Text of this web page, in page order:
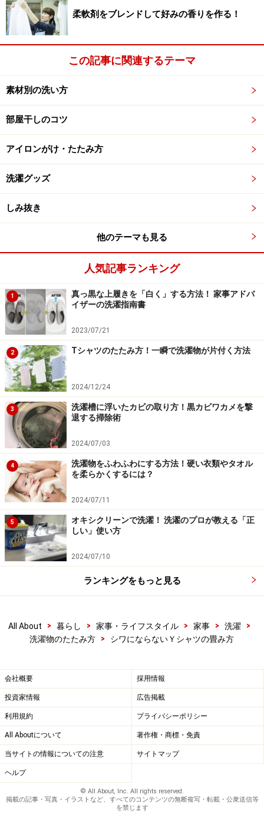
柔軟剤をブレンドして好みの香りを作る！
この記事に関連するテーマ
素材別の洗い方
部屋干しのコツ
アイロンがけ・たたみ方
洗濯グッズ
しみ抜き
他のテーマも見る
人気記事ランキング
1
真っ黒な上履きを「白く」する方法！ 家事アドバ
イザーの洗濯指南書
2023/07/21
2 Tシャツのたたみ方！一瞬で洗濯物が片付く方法
2024/12/24
3
洗濯槽に浮いたカビの取り方！黒カビワカメを撃
退する掃除術
2024/07/03
4
洗濯物をふわふわにする方法！硬い衣類やタオル
を柔らかくするには？
2024/07/11
5
オキシクリーンで洗濯！ 洗濯のプロが教える「正
しい」使い方
2024/07/10
ランキングをもっと見る
All About > 暮らし > 家事・ライフスタイル > 家事 > 洗濯
>
洗濯物のたたみ方
> シワにならないＹシャツの畳み方
会社概要 採用情報
投資家情報 広告掲載
利用規約 プライバシーポリシー
All Aboutについて 著作権・商標・免責
当サイトの情報についての注意 サイトマップ
ヘルプ
© All About, Inc. All rights reserved.
掲載の記事・写真・イラストなど、すべてのコンテンツの無断複写・転載・公衆送信等
を禁じます